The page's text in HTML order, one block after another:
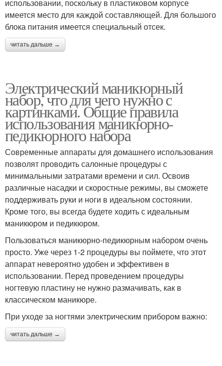
использовании, поскольку в пластиковом корпусе
имеется место для каждой составляющей. Для большого
блока питания имеется специальный отсек.
читать дальше →
Электрический маникюрный
набор, что для чего нужно с
картинками. Общие правила
использования маникюрно-
педикюрного набора
Современные аппараты для домашнего использования
позволят проводить салонные процедуры с
минимальными затратами времени и сил. Освоив
различные насадки и скоростные режимы, вы сможете
поддерживать руки и ноги в идеальном состоянии.
Кроме того, вы всегда будете ходить с идеальным
маникюром и педикюром.
Пользоваться маникюрно-педикюрным набором очень
просто. Уже через 1-2 процедуры вы поймете, что этот
аппарат невероятно удобен и эффективен в
использовании. Перед проведением процедуры
ногтевую пластину не нужно размачивать, как в
классическом маникюре.
При уходе за ногтями электрическим прибором важно:
читать дальше →